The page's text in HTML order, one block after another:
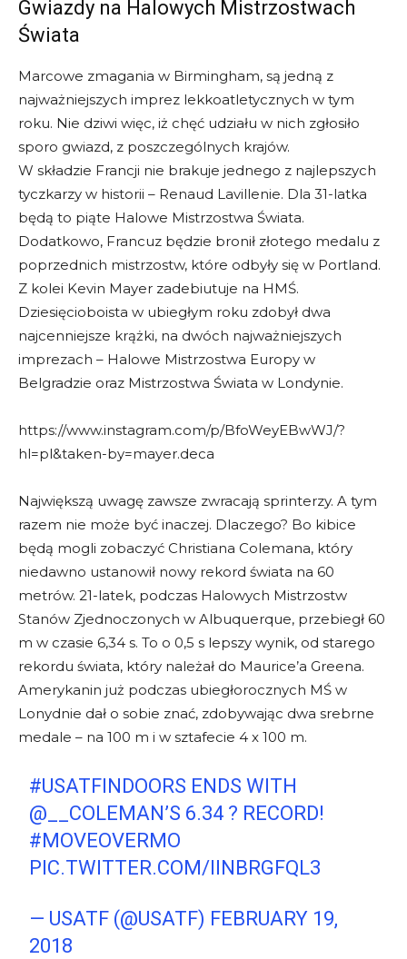
Gwiazdy na Halowych Mistrzostwach
Świata
Marcowe zmagania w Birmingham, są jedną z
najważniejszych imprez lekkoatletycznych w tym
roku. Nie dziwi więc, iż chęć udziału w nich zgłosiło
sporo gwiazd, z poszczególnych krajów.
W składzie Francji nie brakuje jednego z najlepszych
tyczkarzy w historii – Renaud Lavillenie. Dla 31-latka
będą to piąte Halowe Mistrzostwa Świata.
Dodatkowo, Francuz będzie bronił złotego medalu z
poprzednich mistrzostw, które odbyły się w Portland.
Z kolei Kevin Mayer zadebiutuje na HMŚ.
Dziesięcioboista w ubiegłym roku zdobył dwa
najcenniejsze krążki, na dwóch najważniejszych
imprezach – Halowe Mistrzostwa Europy w
Belgradzie oraz Mistrzostwa Świata w Londynie.
https://www.instagram.com/p/BfoWeyEBwWJ/?
hl=pl&taken-by=mayer.deca
Największą uwagę zawsze zwracają sprinterzy. A tym
razem nie może być inaczej. Dlaczego? Bo kibice
będą mogli zobaczyć Christiana Colemana, który
niedawno ustanowił nowy rekord świata na 60
metrów. 21-latek, podczas Halowych Mistrzostw
Stanów Zjednoczonych w Albuquerque, przebiegł 60
m w czasie 6,34 s. To o 0,5 s lepszy wynik, od starego
rekordu świata, który należał do Maurice’a Greena.
Amerykanin już podczas ubiegłorocznych MŚ w
Lonydnie dał o sobie znać, zdobywając dwa srebrne
medale – na 100 m i w sztafecie 4 x 100 m.
#USATFINDOORS ENDS WITH
@__COLEMAN ’S 6.34 ? RECORD!
#MOVEOVERMO
PIC.TWITTER.COM/IINBRGFQL3
— USATF (@USATF) FEBRUARY 19,
2018